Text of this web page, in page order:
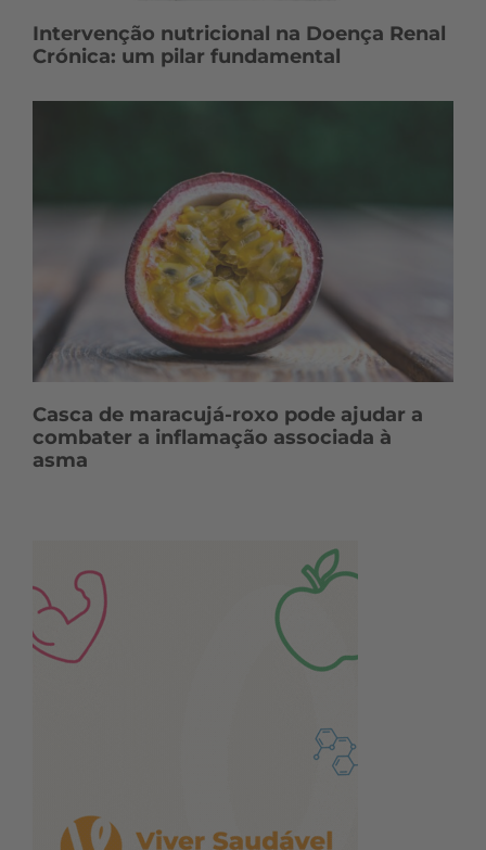
Intervenção nutricional na Doença Renal
Crónica: um pilar fundamental
Casca de maracujá-roxo pode ajudar a
combater a inflamação associada à
asma